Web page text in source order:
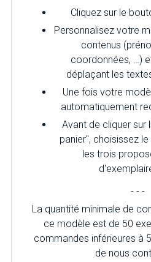
Cliquez sur le
Personnalisez votre
contenus
coordonnées, …)
déplaçant les
Une fois votre
automatiquement
Avant de cliquer sur
panier", choisissez
les trois
- - -
La quantité minimale de
ce modèle est de 50
commandes inférieures à
de nous